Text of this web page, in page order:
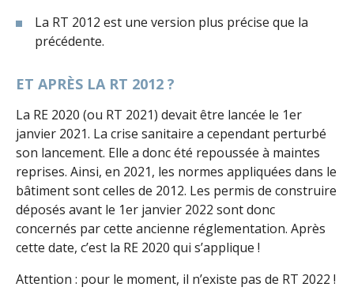
La RT 2012 est une version plus précise que la
précédente.
ET APRÈS LA RT 2012 ?
La RE 2020 (ou RT 2021) devait être lancée le 1er
janvier 2021. La crise sanitaire a cependant perturbé
son lancement. Elle a donc été repoussée à maintes
reprises. Ainsi, en 2021, les normes appliquées dans le
bâtiment sont celles de 2012. Les permis de construire
déposés avant le 1er janvier 2022 sont donc
concernés par cette ancienne réglementation. Après
cette date, c’est la RE 2020 qui s’applique !
Attention : pour le moment, il n’existe pas de RT 2022 !